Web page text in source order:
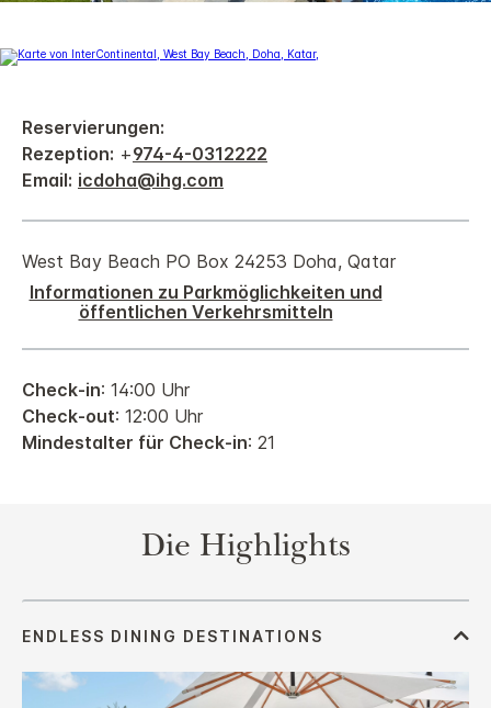
Reservierungen:
Rezeption: +974-4-0312222
Email: icdoha@ihg.com
West Bay Beach PO Box 24253 Doha, Qatar
Informationen zu Parkmöglichkeiten und
öffentlichen Verkehrsmitteln
Check-in: 14:00 Uhr
Check-out: 12:00 Uhr
Mindestalter für Check-in: 21
Die Highlights